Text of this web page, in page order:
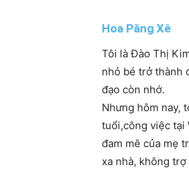
Hoa Păng Xê
Tôi là Đào Thị
nhỏ bé trở thành
đạo còn nhớ.
Nhưng hôm nay,
tuổi,công việc tại
đam mê của mẹ
xa nhà, không